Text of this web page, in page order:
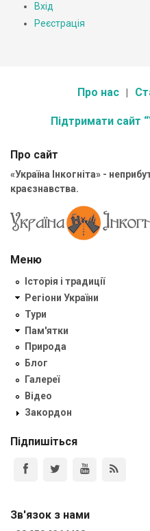
Вхід
Реєстрація
Про нас
Підтримати сайт
Про сайт
«Україна Інкогніта» -
краєзнавства.
Меню
Історія і традиції
Регіони України
Тури
Пам'ятки
Природа
Блог
Галереї
Відео
Закордон
Підпишіться
Зв'язок з нами